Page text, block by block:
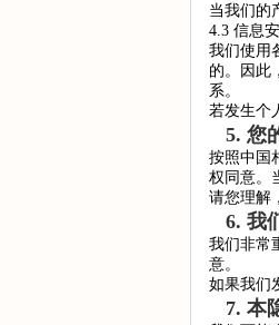
当我们的
4.3 信息
我们使用
的。因此
系。
若发生个
5. 您
按照中国
权同意。
请您理解
6. 我
我们非常
意。
如果我们
7. 本